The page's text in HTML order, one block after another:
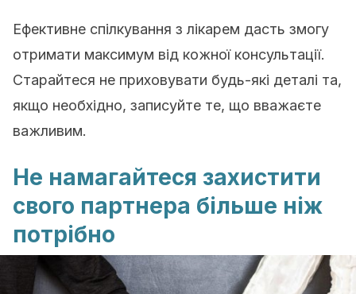
Ефективне спілкування з лікарем дасть змогу
отримати максимум від кожної консультації.
Старайтеся не приховувати будь-які деталі та,
якщо необхідно, записуйте те, що вважаєте
важливим.
Не намагайтеся захистити
свого партнера більше ніж
потрібно